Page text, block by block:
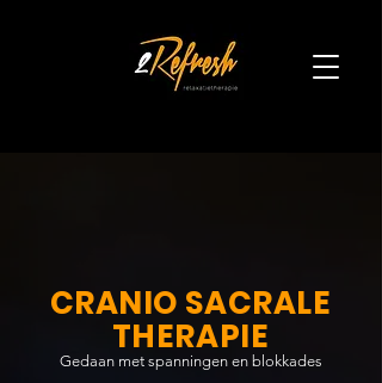
CRANIO SACRALE
THERAPIE
Gedaan met spanningen en blokkades